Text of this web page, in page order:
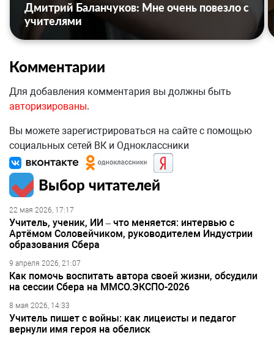
Дмитрий Баланчуков: Мне очень повезло с
учителями
Комментарии
Для добавления комментария вы должны быть
авторизированы.
Вы можете зарегистрироваться на сайте с помощью
социальных сетей ВК и Одноклассники
Выбор читателей
22 мая 2026, 17:17
Учитель, ученик, ИИ – что меняется: интервью с
Артёмом Соловейчиком, руководителем Индустрии
образования Сбера
9 апреля 2026, 21:07
Как помочь воспитать автора своей жизни, обсудили
на сессии Сбера на ММСО.ЭКСПО-2026
8 мая 2026, 14:33
Учитель пишет с войны: как лицеисты и педагог
вернули имя героя на обелиск